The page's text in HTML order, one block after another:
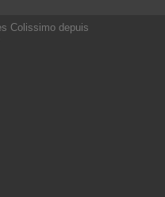
Colissimo depuis